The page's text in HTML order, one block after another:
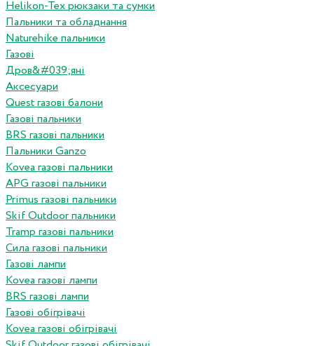
Helikon-Tex рюкзаки та сумки
Пальники та обладнання
Naturehike пальники
Газові
Дров&#039;яні
Аксесуари
Quest газові балони
Газові пальники
BRS газові пальники
Пальники Ganzo
Kovea газові пальники
APG газові пальники
Primus газові пальники
Skif Outdoor пальники
Tramp газові пальники
Сила газові пальники
Газові лампи
Kovea газові лампи
BRS газові лампи
Газові обігрівачі
Kovea газові обігрівачі